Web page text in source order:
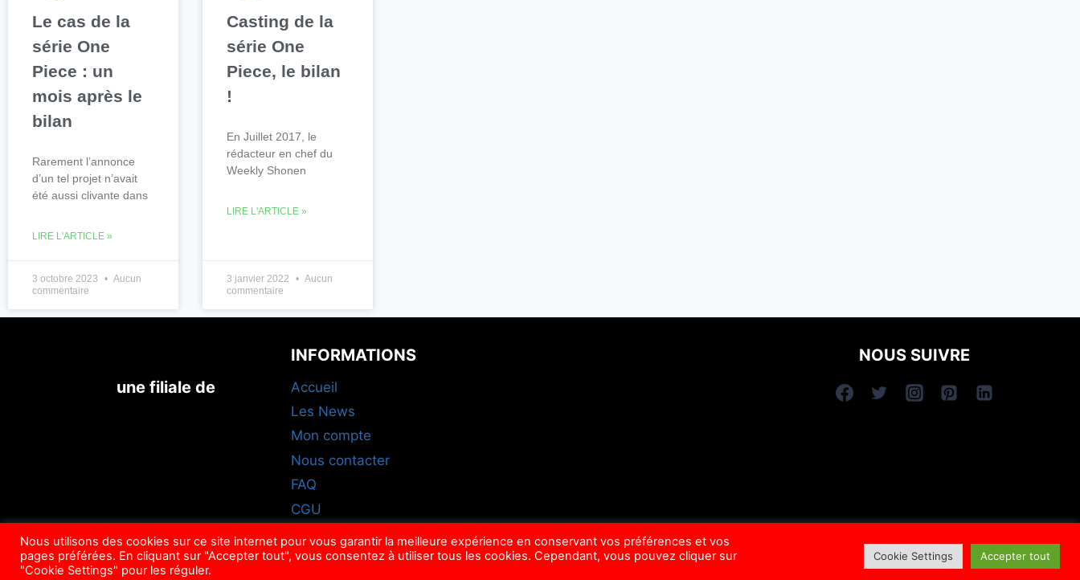
Le cas de la
série One
Piece : un
mois après le
bilan
Rarement l’annonce
d’un tel projet n’avait
été aussi clivante dans
LIRE L'ARTICLE »
3 octobre 2023
Aucun
commentaire
Casting de la
série One
Piece, le bilan
!
En Juillet 2017, le
rédacteur en chef du
Weekly Shonen
LIRE L'ARTICLE »
3 janvier 2022
Aucun
commentaire
une filiale de
INFORMATIONS
Accueil
Les News
Mon compte
Nous contacter
FAQ
CGU
NOUS SUIVRE
© Mag'ison, 2022-2026
Nous utilisons des cookies sur ce site internet pour vous garantir la meilleure expérience en conservant vos préférences et vos
pages préférées. En cliquant sur "Accepter tout", vous consentez à utiliser tous les cookies. Cependant, vous pouvez cliquer sur
"Cookie Settings" pour les réguler.
Cookie Settings Accepter tout